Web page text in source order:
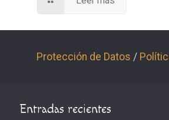
Protección de Datos /
Entradas recientes